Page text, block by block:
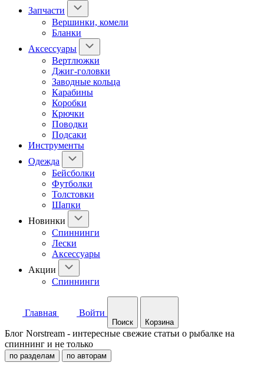
Запчасти
Вершинки, комели
Бланки
Аксессуары
Вертлюжки
Джиг-головки
Заводные кольца
Карабины
Коробки
Крючки
Поводки
Подсаки
Инструменты
Одежда
Бейсболки
Футболки
Толстовки
Шапки
Новинки
Спиннинги
Лески
Аксессуары
Акции
Спиннинги
Главная Войти
Поиск Корзина
Блог Norstream - интересные свежие статьи о рыбалке на
спиннинг и не только
по разделам по авторам